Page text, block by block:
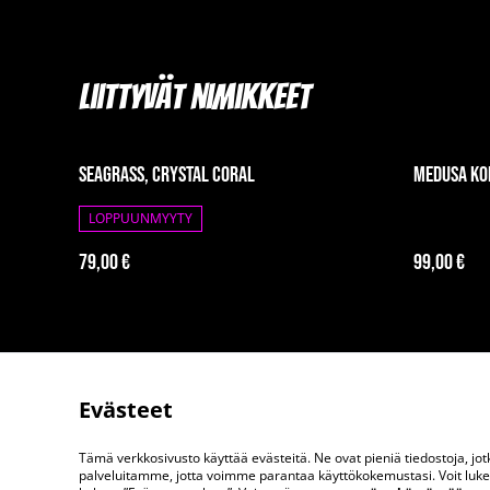
Liittyvät nimikkeet
Seagrass, Crystal Coral
LOPPUUNMYYTY
79,00 €
Medusa
99,00 €
Ota meihin
Evästeet
Tämä verkkosivusto käyttää evästeitä. Ne ovat pieniä tiedostoja,
palveluitamme, jotta voimme parantaa käyttökokemustasi. Voit